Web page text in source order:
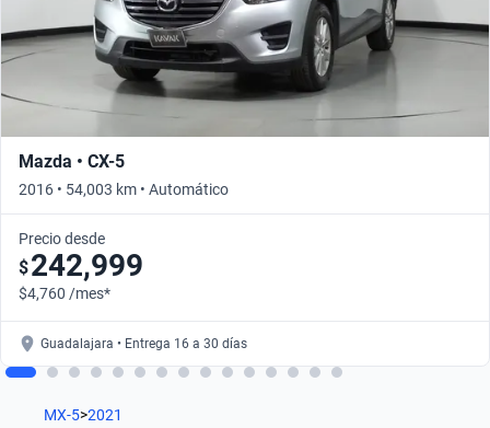
Mazda • CX-5
2016 • 54,003 km • Automático
Precio desde
$242,999
$4,760 /mes*
Guadalajara • Entrega 16 a 30 días
MX-5>2021